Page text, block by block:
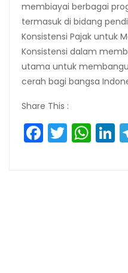
membiayai berbagai
termasuk di bidang
Konsistensi Pajak untuk
Konsistensi dalam
utama untuk
cerah bagi bangsa
Share This :